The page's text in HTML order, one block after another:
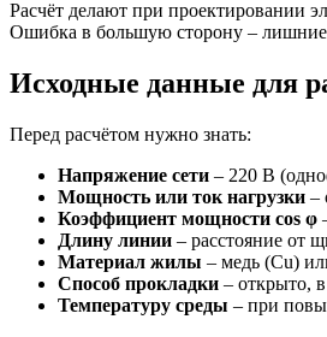
Расчёт делают при проектировании
Ошибка в большую сторону – лишние
Исходные данные для
Перед расчётом нужно знать:
Напряжение сети – 220 В
Мощность или ток нагрузки –
Коэффициент мощности cos φ
Длину линии – расстояние от
Материал жилы – медь (Cu)
Способ прокладки – открыто,
Температуру среды – при